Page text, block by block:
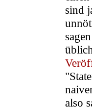
sind
also